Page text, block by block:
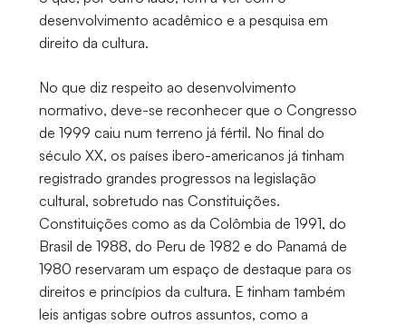
desenvolvimento acadêmico e a pesquisa em
direito da cultura.
No que diz respeito ao desenvolvimento
normativo, deve-se reconhecer que o Congresso
de 1999 caiu num terreno já fértil. No final do
século XX, os países ibero-americanos já tinham
registrado grandes progressos na legislação
cultural, sobretudo nas Constituições.
Constituições como as da Colômbia de 1991, do
Brasil de 1988, do Peru de 1982 e do Panamá de
1980 reservaram um espaço de destaque para os
direitos e princípios da cultura. E tinham também
leis antigas sobre outros assuntos, como a